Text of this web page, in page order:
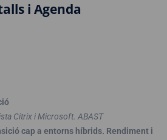
i Agenda
Citrix i Microsoft. ABAST
cap a entorns híbrids. Rendiment i